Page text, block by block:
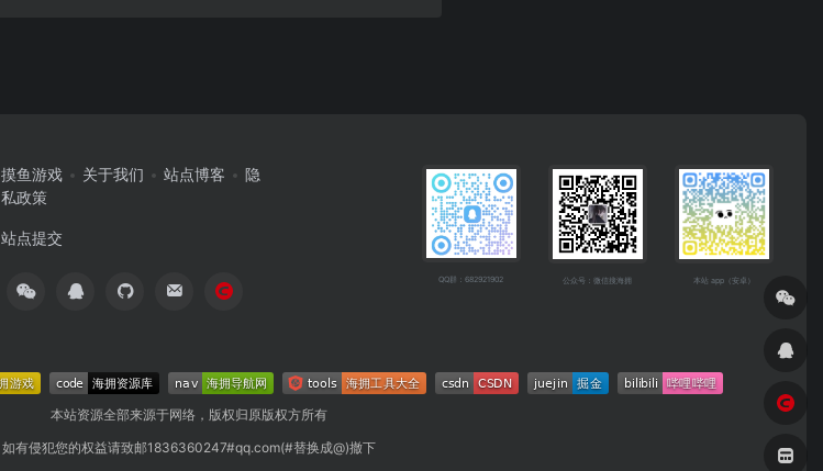
摸鱼游戏 关于我们 站点博客
隐
私政策
站点提交
QQ群：682921902 公众号：微信搜海拥 本站 app（安卓）
本站资源全部来源于网络，版权归原版权方所有
如有侵犯您的权益请致邮1836360247#qq.com(#替换成@)撤下